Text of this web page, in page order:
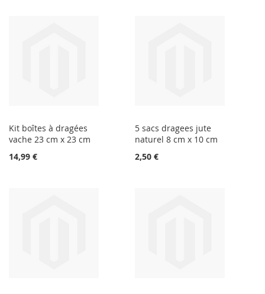
Kit boîtes à dragées
vache 23 cm x 23 cm
14,99 €
5 sacs dragees jute
naturel 8 cm x 10 cm
2,50 €